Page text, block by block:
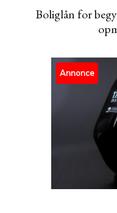
Boliglån for
Annonce